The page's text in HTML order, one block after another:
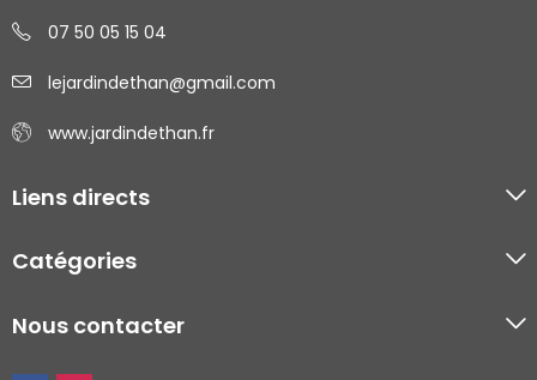
07 50 05 15 04
lejardindethan@gmail.com
www.jardindethan.fr
Liens directs
Catégories
Nous contacter